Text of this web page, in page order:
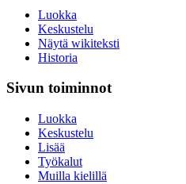
Luokka
Keskustelu
Näytä wikiteksti
Historia
Sivun toiminnot
Luokka
Keskustelu
Lisää
Työkalut
Muilla kielillä